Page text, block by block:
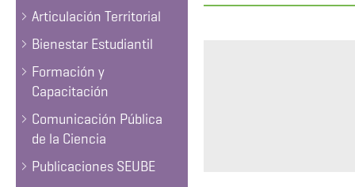
Articulación Territorial
Bienestar Estudiantil
Formación y
Capacitación
Comunicación Pública
de la Ciencia
Publicaciones SEUBE